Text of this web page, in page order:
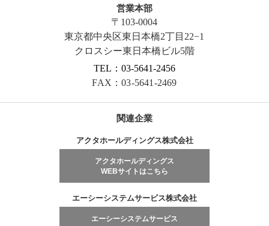
営業本部
〒103-0004
東京都中央区東日本橋2丁目22−1
クロスシー東日本橋ビル5階
TEL：03-5641-2456
FAX：03-5641-2469
関連企業
アクタホールディングス株式会社
アクタホールディングス
WEBサイトはこちら
エーシーシステムサービス株式会社
エーシーシステムサービス